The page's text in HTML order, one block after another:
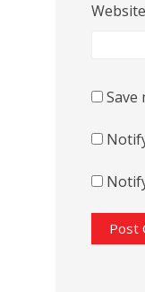
Website
Save